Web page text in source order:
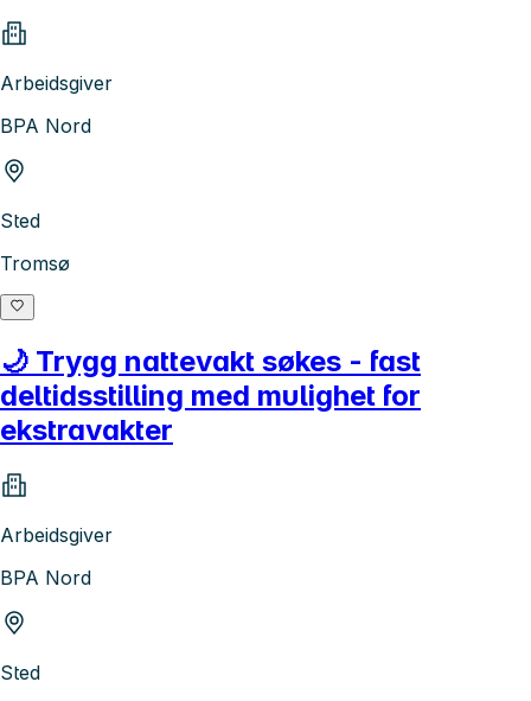
Arbeidsgiver
BPA Nord
Sted
Tromsø
🌙 Trygg nattevakt søkes - fast
deltidsstilling med mulighet for
ekstravakter
Arbeidsgiver
BPA Nord
Sted